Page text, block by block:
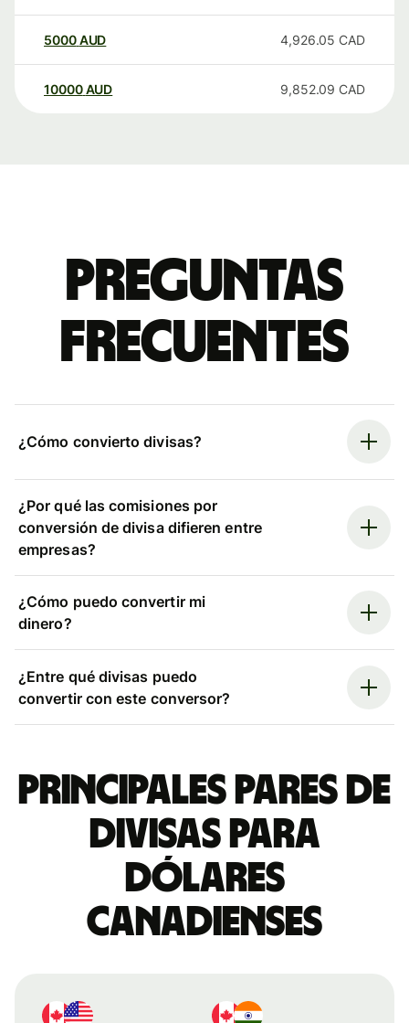
5000AUD 4,926.05 CAD
10000 AUD 9,852.09 CAD
Preguntas
frecuentes
¿Cómo convierto divisas?
¿Por qué las comisiones por
conversión de divisa difieren entre
empresas?
¿Cómo puedo convertir mi
dinero?
¿Entre qué divisas puedo
convertir con este conversor?
Principales pares de
divisas para
dólares
canadienses